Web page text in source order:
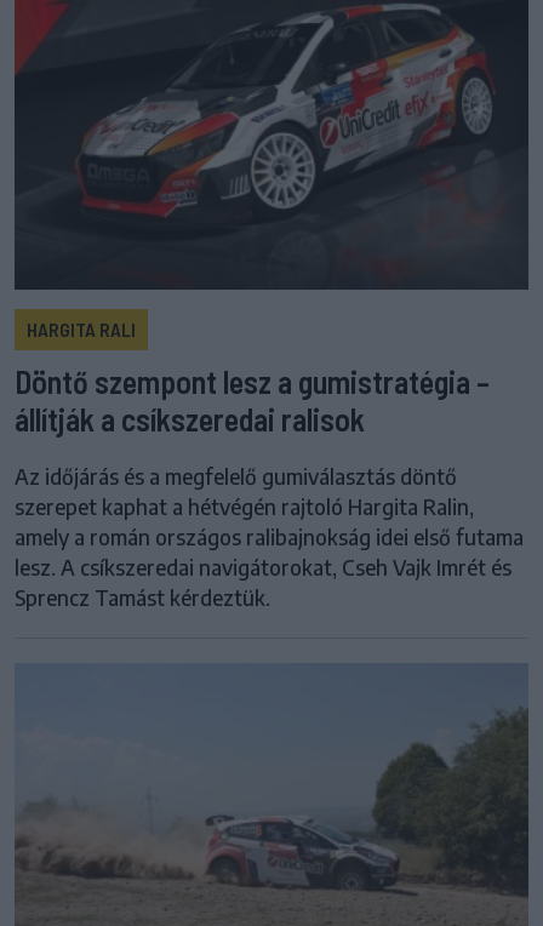
HARGITA RALI
Döntő szempont lesz a gumistratégia –
állítják a csíkszeredai ralisok
Az időjárás és a megfelelő gumiválasztás döntő
szerepet kaphat a hétvégén rajtoló Hargita Ralin,
amely a román országos ralibajnokság idei első futama
lesz. A csíkszeredai navigátorokat, Cseh Vajk Imrét és
Sprencz Tamást kérdeztük.